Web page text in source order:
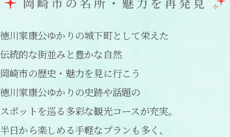
徳川家康公ゆかりの城下町として栄えた
伝統的な街並みと豊かな自然
岡崎市の歴史・魅力を見に行こう
徳川家康公ゆかりの史跡や話題の
スポットを巡る多彩な観光コースが充実。
半日から楽しめる手軽なプランも多く、